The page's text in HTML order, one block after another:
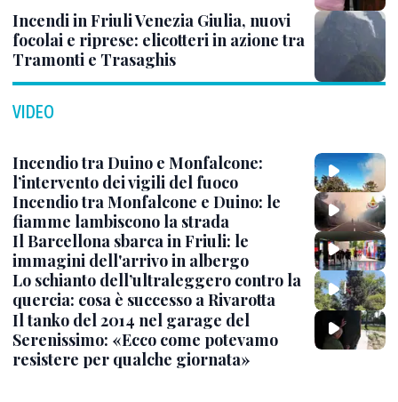
Incendi in Friuli Venezia Giulia, nuovi
focolai e riprese: elicotteri in azione tra
Tramonti e Trasaghis
VIDEO
Incendio tra Duino e Monfalcone:
l’intervento dei vigili del fuoco
Incendio tra Monfalcone e Duino: le
fiamme lambiscono la strada
Il Barcellona sbarca in Friuli: le
immagini dell'arrivo in albergo
Lo schianto dell’ultraleggero contro la
quercia: cosa è successo a Rivarotta
Il tanko del 2014 nel garage del
Serenissimo: «Ecco come potevamo
resistere per qualche giornata»